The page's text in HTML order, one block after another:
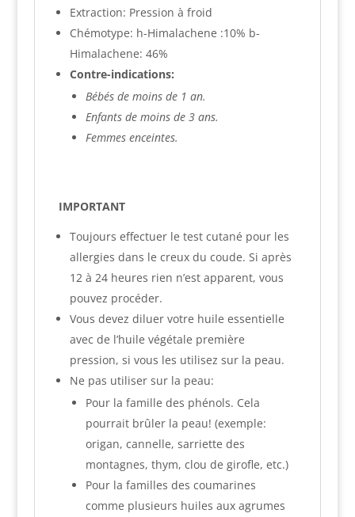
Extraction: Pression à froid
Chémotype: h-Himalachene :10% b-
Himalachene: 46%
Contre-indications:
Bébés de moins de 1 an.
Enfants de moins de 3 ans.
Femmes enceintes.
IMPORTANT
Toujours effectuer le test cutané pour les
allergies dans le creux du coude. Si après
12 à 24 heures rien n’est apparent, vous
pouvez procéder.
Vous devez diluer votre huile essentielle
avec de l’huile végétale première
pression, si vous les utilisez sur la peau.
Ne pas utiliser sur la peau:
Pour la famille des phénols. Cela
pourrait brûler la peau! (exemple:
origan, cannelle, sarriette des
montagnes, thym, clou de girofle, etc.)
Pour la familles des coumarines
comme plusieurs huiles aux agrumes